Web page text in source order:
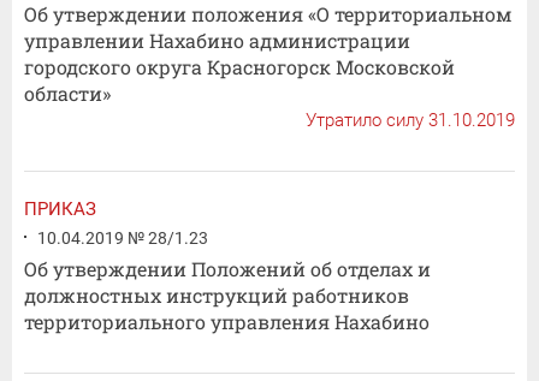
Об утверждении положения «О территориальном
управлении Нахабино администрации
городского округа Красногорск Московской
области»
Утратило силу 31.10.2019
ПРИКАЗ
10.04.2019 № 28/1.23
Об утверждении Положений об отделах и
должностных инструкций работников
территориального управления Нахабино